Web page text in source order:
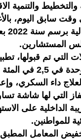
والتخطيط والتنمية
سابق اليوم،
المستشارين.
التي تم قبولها،
الاستيراد بنسبة
لعلاج داء السكري،
التي لها شاشة
الداخلية على
للمواطنين.
المعامل